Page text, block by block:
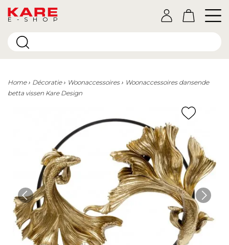
E-SHOP
Home Décoratie Woonaccessoires
Woonaccessoires dansende
betta vissen Kare Design